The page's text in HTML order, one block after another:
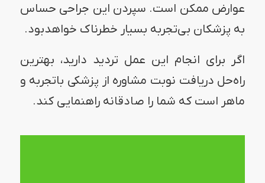
عوارض ممکن است. سپردن این جراحی حساس
به پزشکان بی‌تجربه بسیار خطرناک خواهدبود.
اگر برای انجام این عمل تردید دارید، بهترین
راه‌حل دریافت نوبت مشاوره از پزشکی باتجربه و
ماهر است که شما را صادقانه راهنمایی کند.